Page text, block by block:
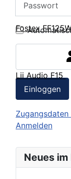
Fostex
Lii Audio F15
Neues im
Einloggen
Zugangsdaten
Anmelden